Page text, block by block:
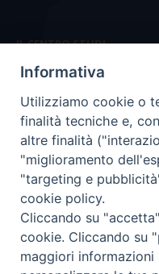
IL CENTRO STUDI
La nostra storia
Statuto
Presidenza e ufficio
Consiglio scientifico
Coordinamento
Informativa
Utilizziamo cookie o
finalità tecniche e,
altre finalità
"miglioramento
"targeting e
cookie policy.
Cliccando su
cookie. Cliccando su
maggiori